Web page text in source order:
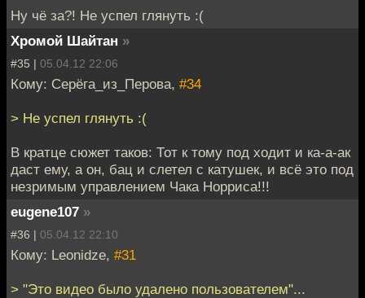
Ну чё за?! Не успел глянуть :(
Хромой Шайтан »
#35 | 05.04.12 22:06
Кому: Серёга_из_Перова, #34
> Не успел глянуть :(
В кратце сюжет таков: Тот к тому под ходит и ка-а-ак
даст ему, а он, бац и слетел с катушек, и всё это под
незримым управлением Чака Норриса!!!
eugene107 »
#36 | 05.04.12 22:10
Кому: Leonidze, #31
> "Это видео было удалено пользователем"...